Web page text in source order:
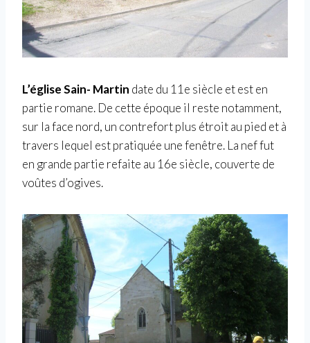
L’égliseSain- Martin date du 11e siècle et est en
partie romane. De cette époque il reste notamment,
sur la face nord, un contrefort plus étroit au pied et à
travers lequel est pratiquée une fenêtre. La nef fut
en grande partie refaite au 16e siècle, couverte de
voûtes d’ogives.